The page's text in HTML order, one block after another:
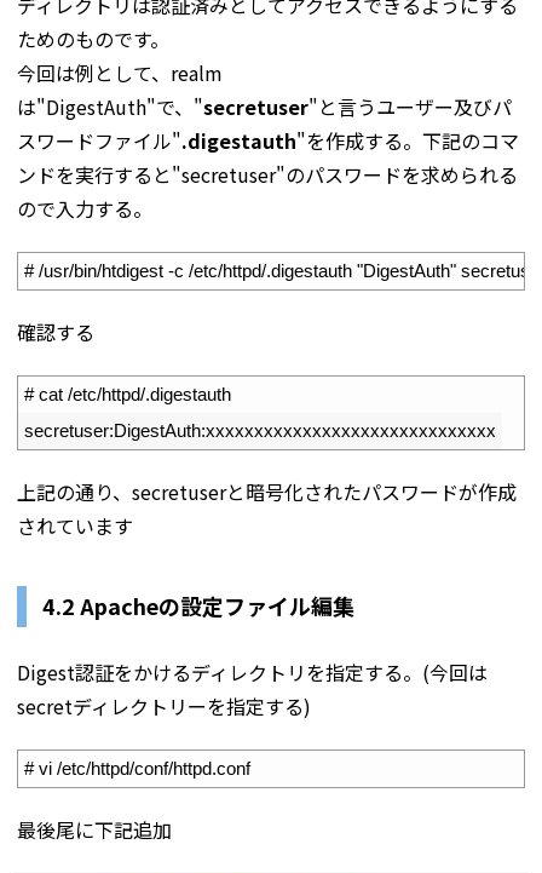
ためのものです。
今回は例として、realm
は"DigestAuth"で、"secretuser"と言うユーザー及びパ
スワードファイル".digestauth"を作成する。下記のコマ
ンドを実行すると"secretuser"のパスワードを求められる
ので入力する。
# /usr/bin/htdigest -c /etc/httpd/.digestauth "DigestAuth"
確認する
# cat /etc/httpd/.digestauth
secretuser:DigestAuth:xxxxxxxxxxxxxxxxxxxxxxxxxxxxxx
上記の通り、secretuserと暗号化されたパスワードが作成
されています
4.2 Apacheの設定ファイル編集
Digest認証をかけるディレクトリを指定する。(今回は
secretディレクトリーを指定する)
# vi /etc/httpd/conf/httpd.conf
最後尾に下記追加